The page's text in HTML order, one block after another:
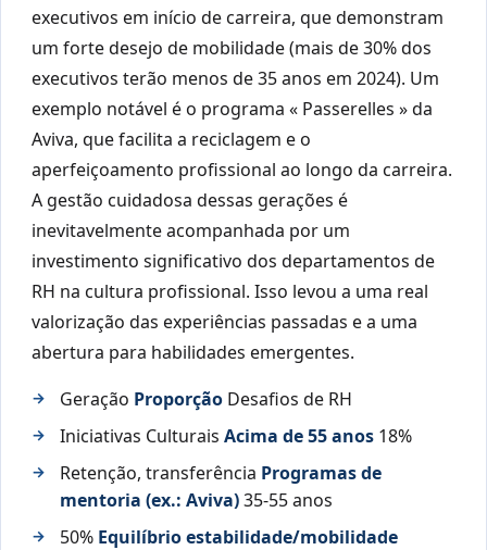
executivos em início de carreira, que demonstram
um forte desejo de mobilidade (mais de 30% dos
executivos terão menos de 35 anos em 2024). Um
exemplo notável é o programa « Passerelles » da
Aviva, que facilita a reciclagem e o
aperfeiçoamento profissional ao longo da carreira.
A gestão cuidadosa dessas gerações é
inevitavelmente acompanhada por um
investimento significativo dos departamentos de
RH na cultura profissional. Isso levou a uma real
valorização das experiências passadas e a uma
abertura para habilidades emergentes.
Geração ProporçãoDesafios de RH
Iniciativas Culturais Acima de 55 anos18%
Retenção, transferência Programas de
mentoria (ex.: Aviva)35-55 anos
50% Equilíbrio estabilidade/mobilidade